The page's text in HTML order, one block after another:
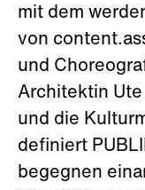
mit dem
von
und
Architektin
und die
definiert
begegnen